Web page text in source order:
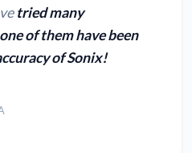
tried many
of them have been
of Sonix!